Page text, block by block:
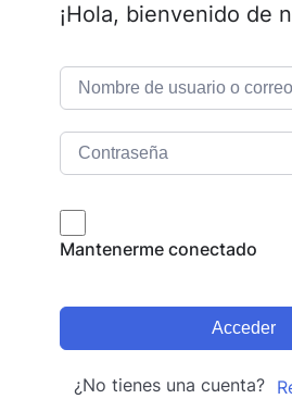
¡Hola, bienvenido de
Mantenerme conectado
Acceder
¿No tienes una cuenta?